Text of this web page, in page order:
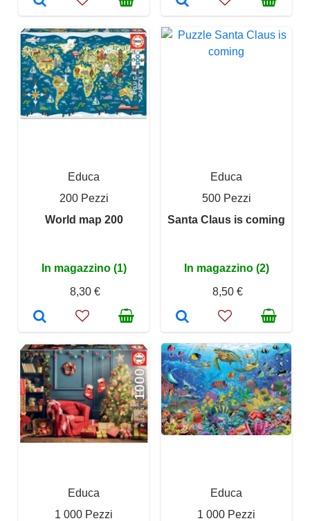
Educa
200 Pezzi
World map 200
In magazzino (1)
8,30 €
Educa
500 Pezzi
Santa Claus is coming
In magazzino (2)
8,50 €
Educa
1 000 Pezzi
Educa
1 000 Pezzi